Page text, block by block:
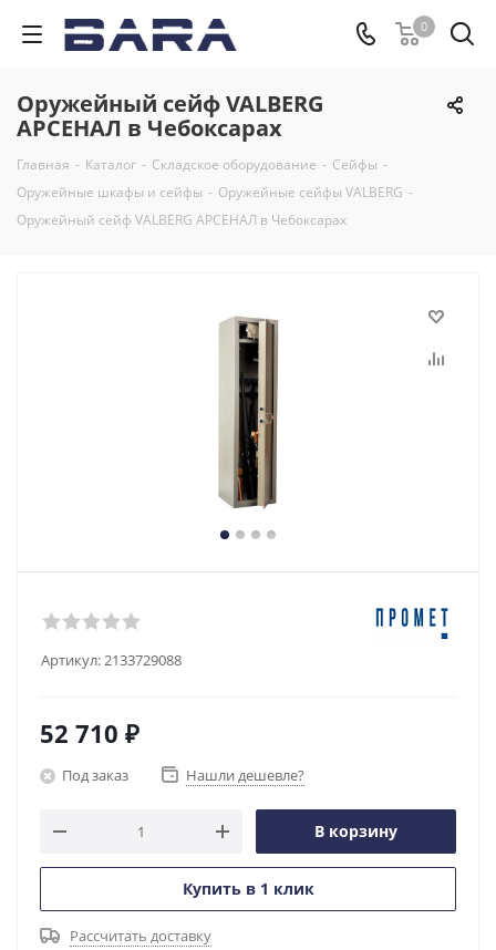
0
Оружейный сейф VALBERG
АРСЕНАЛ в Чебоксарах
Главная - Каталог - Складское оборудование - Сейфы -
Оружейные шкафы и сейфы - Оружейные сейфы VALBERG -
Оружейный сейф VALBERG АРСЕНАЛ в Чебоксарах
Артикул:2133729088
52 710 ₽
Под заказ Нашли дешевле?
В корзину
Купить в 1 клик
Рассчитать доставку